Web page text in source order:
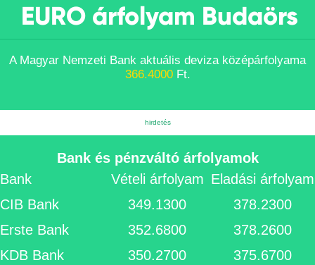
EURO árfolyam Budaörs
A Magyar Nemzeti Bank aktuális deviza középárfolyama
366.4000Ft.
Bank és pénzváltó árfolyamok
Bank
Vételi árfolyam Eladási árfolyam
CIB Bank
349.1300
378.2300
Erste Bank
352.6800
378.2600
KDB Bank
350.2700
375.6700